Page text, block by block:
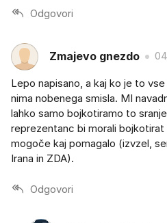
Odgovori
Zmajevo gnezdo
Lepo napisano, a kaj ko je to
nima nobenega smisla. MI
lahko samo bojkotiramo to
reprezentanc bi morali
mogoče kaj pomagalo (izvzel,
Irana in ZDA).
Odgovori